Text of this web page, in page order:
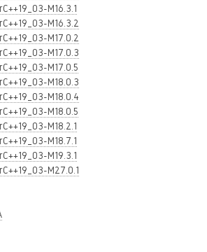
M16.3.1
M16.3.2
M17.0.2
M17.0.3
M17.0.5
M18.0.3
M18.0.4
M18.0.5
M18.2.1
M18.7.1
M19.3.1
M27.0.1